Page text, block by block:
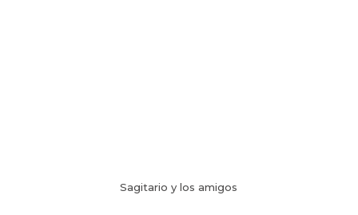
Sagitario y los amigos